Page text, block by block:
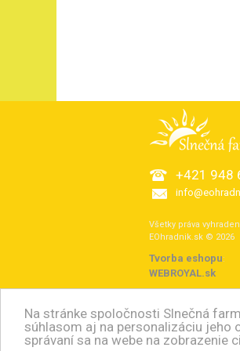
Na stránke spoločnosti Slnečná
súhlasom aj na personalizáciu jeho
správaní sa na webe na zobrazenie
+421 948
Všetky práva
EOhradnik.sk © 2026
Tvorba eshopu:
WEBROYAL.sk